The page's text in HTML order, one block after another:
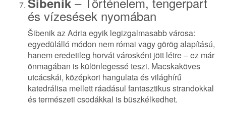
és vízesések nyomában
Šibenik az Adria egyik legizgalmasabb városa:
egyedülálló módon nem római vagy görög alapítású,
hanem eredetileg horvát városként jött létre – ez már
önmagában is különlegessé teszi. Macskaköves
utcácskái, középkori hangulata és világhírű
katedrálisa mellett ráadásul fantasztikus strandokkal
és természeti csodákkal is büszkélkedhet.